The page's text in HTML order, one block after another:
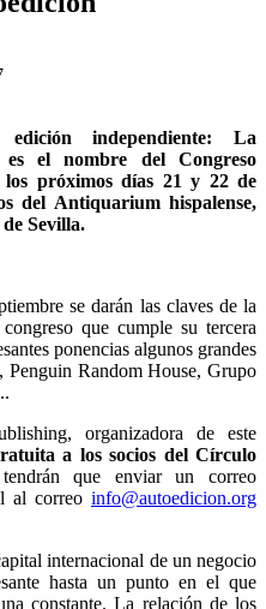
independiente: La
es el nombre del Congreso
próximos días 21 y 22 de
del Antiquarium hispalense,
Sevilla.
se darán las claves de la
que cumple su tercera
ponencias algunos grandes
Penguin Random House, Grupo
organizadora de este
a los socios del Círculo
que enviar un correo
al correo info@autoedicion.org
internacional de un negocio
hasta un punto en el que
constante. La relación de los